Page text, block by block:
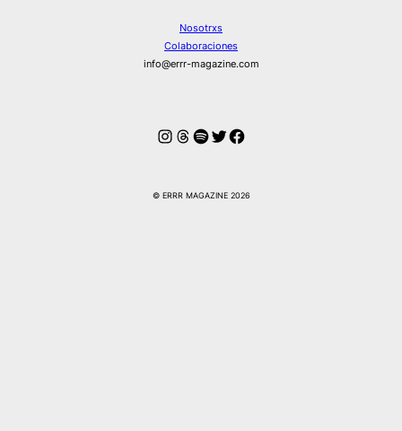
Nosotrxs
Colaboraciones
info@errr-magazine.com
Instagram
Hilos
Spotify
Twitter
Facebook
© ERRR MAGAZINE 2026